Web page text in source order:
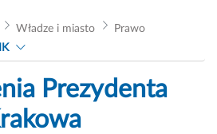
Władze i miasto
Prawo
Prezydenta